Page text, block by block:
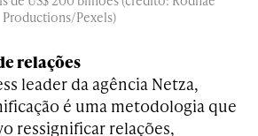
Productions/Pexels)
relações
leader da agência Netza,
é uma metodologia que
ressignificar relações,